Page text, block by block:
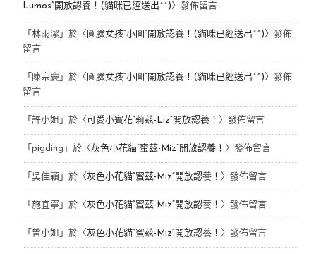
Lumos”開放認養！(貓咪已經送出^^)〉發佈留言
「 林雨潔 」於〈 圓臉女孩“小圓”開放認養！(貓咪已經送出^^)〉發佈
留言
「 陳宗慶」於〈 圓臉女孩“小圓”開放認養！(貓咪已經送出^^)〉發佈
留言
「 許小姐 」於〈 可愛小賓花“莉茲-Liz”開放認養！ 〉發佈留言
「 pigding 」於〈灰色小花貓“蜜茲-Miz”開放認養！ 〉發佈留言
「 吳佳穎 」於〈灰色小花貓“蜜茲-Miz”開放認養！ 〉發佈留言
「 施宜寧 」於〈灰色小花貓“蜜茲-Miz”開放認養！ 〉發佈留言
「 曾小姐 」於〈灰色小花貓“蜜茲-Miz”開放認養！ 〉發佈留言